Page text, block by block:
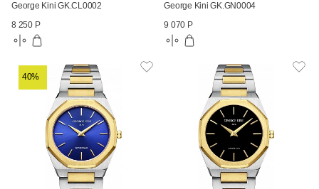
George Kini GK.CL0002
8 250 Р
George Kini GK.GN0004
9 070 Р
40%